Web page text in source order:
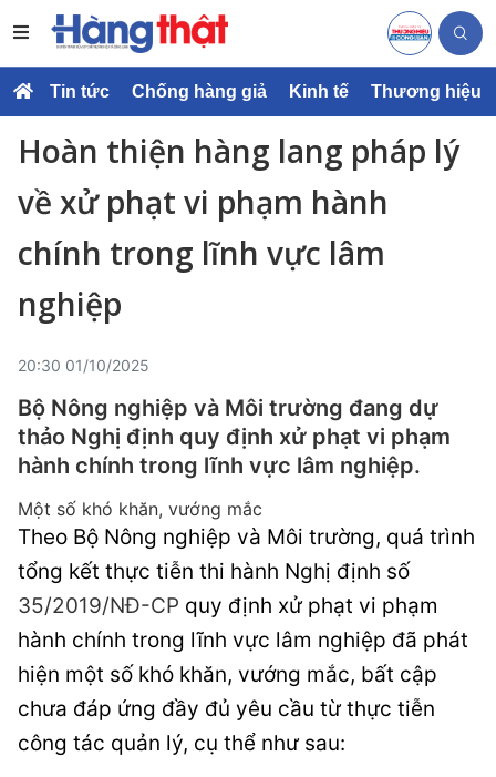
Tin tức Chống hàng giả Kinh tế Thương hiệu
Hoàn thiện hàng lang pháp lý
về xử phạt vi phạm hành
chính trong lĩnh vực lâm
nghiệp
20:30 01/10/2025
Bộ Nông nghiệp và Môi trường đang dự
thảo Nghị định quy định xử phạt vi phạm
hành chính trong lĩnh vực lâm nghiệp.
Một số khó khăn, vướng mắc
Theo Bộ Nông nghiệp và Môi trường, quá trình
tổng kết thực tiễn thi hành Nghị định số
35/2019/NĐ-CP quy định xử phạt vi phạm
hành chính trong lĩnh vực lâm nghiệp đã phát
hiện một số khó khăn, vướng mắc, bất cập
chưa đáp ứng đầy đủ yêu cầu từ thực tiễn
công tác quản lý, cụ thể như sau: